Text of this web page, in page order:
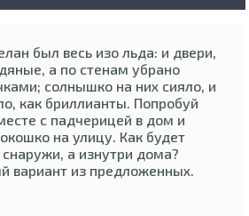
был весь изо льда: и двери,
а по стенам убрано
солнышко на них сияло, и
как бриллианты. Попробуй
с падчерицей в дом и
на улицу. Как будет
а изнутри дома?
вариант из предложенных.